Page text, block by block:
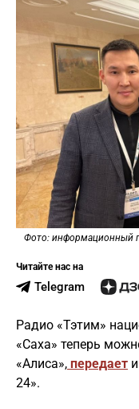
Фото: информационный
Читайте нас на
Telegram
Радио «Тэтим»
«Саха» теперь
«Алиса», передает
24».